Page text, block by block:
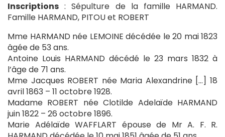
Inscriptions : Sépulture de la famille HARMAND.
Famille HARMAND, PITOU et ROBERT
Mme HARMAND née LEMOINE décédée le 20 mai 1823
âgée de 53 ans.
Antoine Louis HARMAND décédé le 23 mars 1832 à
l’âge de 71 ans.
Mme Jacques ROBERT née Maria Alexandrine […] 18
avril 1863 – 11 octobre 1928.
Madame ROBERT née Clotilde Adelaïde HARMAND
juin 1822 – 26 octobre 1896.
Marie Adélaïde WAFFLART épouse de Mr A. F. R.